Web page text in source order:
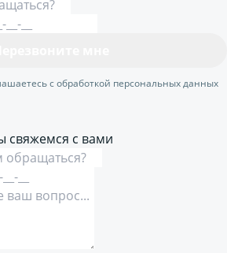
с обработкой персональных данных
свяжемся с вами